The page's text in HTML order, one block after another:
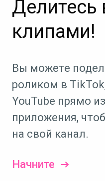
клипами!
Вы можете
роликом в
YouTube прямо
приложения,
на свой канал.
Начните